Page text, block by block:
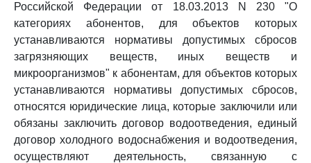
Российской Федерации от 18.03.2013 N 230 "О
категориях абонентов, для объектов которых
устанавливаются нормативы допустимых сбросов
загрязняющих веществ, иных веществ и
микроорганизмов" к абонентам, для объектов которых
устанавливаются нормативы допустимых сбросов,
относятся юридические лица, которые заключили или
обязаны заключить договор водоотведения, единый
договор холодного водоснабжения и водоотведения,
осуществляют деятельность, связанную с